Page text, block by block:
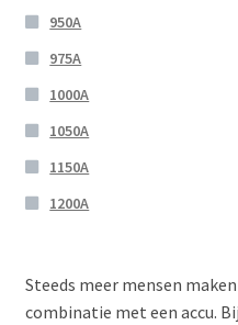
950A
975A
1000A
1050A
1150A
1200A
Steeds meer mensen
combinatie met een accu.